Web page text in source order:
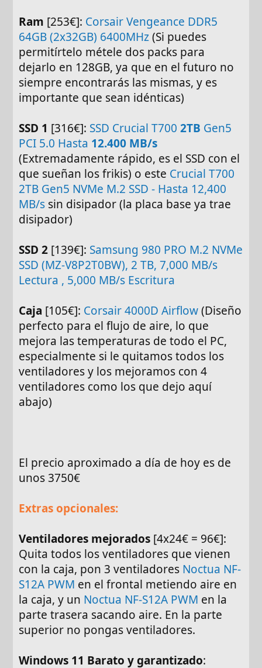
Ram [253€]: Corsair Vengeance DDR5
64GB (2x32GB) 6400MHz(Si puedes
permitírtelo métele dos packs para
dejarlo en 128GB, ya que en el futuro no
siempre encontrarás las mismas, y es
importante que sean idénticas)
SSD 1 [316€]: SSD Crucial T7002TB Gen5
PCI 5.0 Hasta 12.400 MB/s
(Extremadamente rápido, es el SSD con el
que sueñan los frikis) o este Crucial T700
2TB Gen5 NVMe M.2 SSD - Hasta 12,400
MB/s sin disipador (la placa base ya trae
disipador)
SSD 2 [139€]: Samsung 980 PRO M.2 NVMe
SSD (MZ-V8P2T0BW), 2 TB, 7,000 MB/s
Lectura , 5,000 MB/s Escritura
Caja [105€]: Corsair 4000D Airflow(Diseño
perfecto para el flujo de aire, lo que
mejora las temperaturas de todo el PC,
especialmente si le quitamos todos los
ventiladores y los mejoramos con 4
ventiladores como los que dejo aquí
abajo)
El precio aproximado a día de hoy es de
unos 3750€
Extras opcionales:
Ventiladores mejorados [4x24€ = 96€]:
Quita todos los ventiladores que vienen
con la caja, pon 3 ventiladores Noctua NF-
S12A PWM en el frontal metiendo aire en
la caja, y un Noctua NF-S12A PWM en la
parte trasera sacando aire. En la parte
superior no pongas ventiladores.
Windows 11 Barato y garantizado: